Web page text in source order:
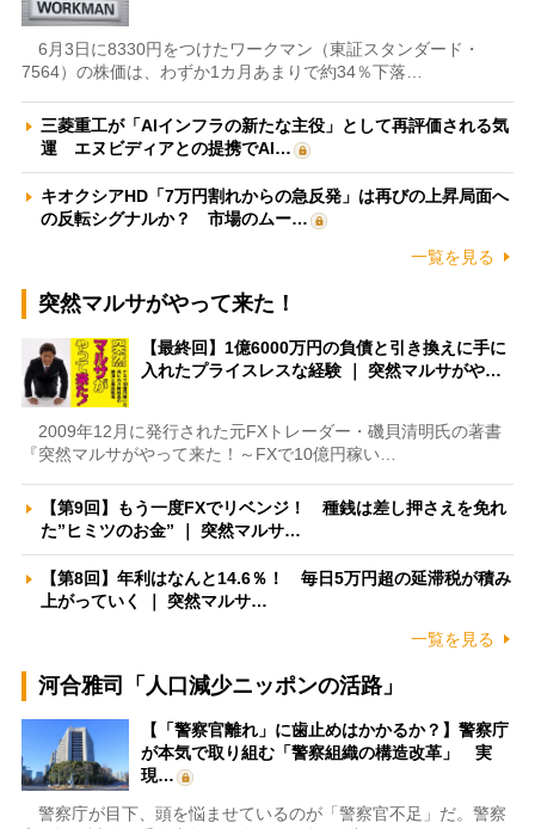
6月3日に8330円をつけたワークマン（東証スタンダード・
7564）の株価は、わずか1カ月あまりで約34％下落…
三菱重工が「AIインフラの新たな主役」として再評価される気
運 エヌビディアとの提携でAI…
キオクシアHD「7万円割れからの急反発」は再びの上昇局面へ
の反転シグナルか？ 市場のムー…
一覧を見る
突然マルサがやって来た！
【最終回】1億6000万円の負債と引き換えに手に
入れたプライスレスな経験 ｜ 突然マルサがや…
2009年12月に発行された元FXトレーダー・磯貝清明氏の著書
『突然マルサがやって来た！～FXで10億円稼い…
【第9回】もう一度FXでリベンジ！ 種銭は差し押さえを免れ
た”ヒミツのお金” ｜ 突然マルサ…
【第8回】年利はなんと14.6％！ 毎日5万円超の延滞税が積み
上がっていく ｜ 突然マルサ…
一覧を見る
河合雅司「人口減少ニッポンの活路」
【「警察官離れ」に歯止めはかかるか？】警察庁
が本気で取り組む「警察組織の構造改革」 実
現…
警察庁が目下、頭を悩ませているのが「警察官不足」だ。警察